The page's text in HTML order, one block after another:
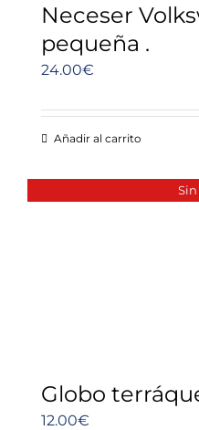
Neceser
pequeña .
24.00€
Añadir al carrito
Globo
12.00€